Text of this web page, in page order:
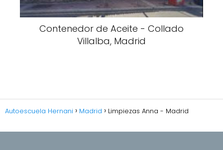
Contenedor de Aceite - Collado
Villalba, Madrid
Autoescuela Hernani Madrid Limpiezas Anna - Madrid